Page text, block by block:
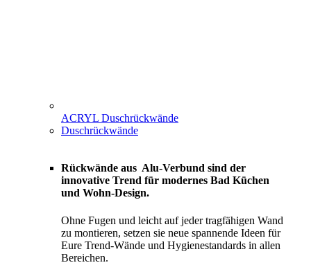
ACRYL Duschrückwände
Duschrückwände
Rückwände aus Alu-Verbund sind der
innovative Trend für modernes Bad Küchen
und Wohn-Design.
Ohne Fugen und leicht auf jeder tragfähigen Wand
zu montieren, setzen sie neue spannende Ideen für
Eure Trend-Wände und Hygienestandards in allen
Bereichen.